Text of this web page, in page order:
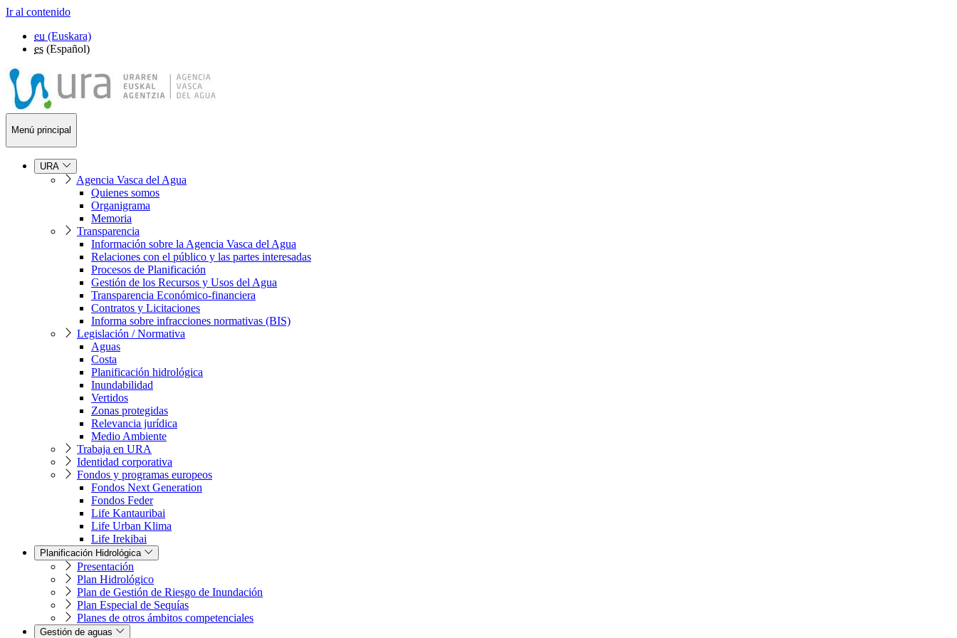
Ir al contenido
eu (Euskara)
es (Español)
Menú principal
URA
Agencia Vasca del Agua
Quienes somos
Organigrama
Memoria
Transparencia
Información sobre la Agencia Vasca del Agua
Relaciones con el público y las partes interesadas
Procesos de Planificación
Gestión de los Recursos y Usos del Agua
Transparencia Económico-financiera
Contratos y Licitaciones
Informa sobre infracciones normativas (BIS)
Legislación / Normativa
Aguas
Costa
Planificación hidrológica
Inundabilidad
Vertidos
Zonas protegidas
Relevancia jurídica
Medio Ambiente
Trabaja en URA
Identidad corporativa
Fondos y programas europeos
Fondos Next Generation
Fondos Feder
Life Kantauribai
Life Urban Klima
Life Irekibai
Planificación Hidrológica
Presentación
Plan Hidrológico
Plan de Gestión de Riesgo de Inundación
Plan Especial de Sequías
Planes de otros ámbitos competenciales
Gestión de aguas